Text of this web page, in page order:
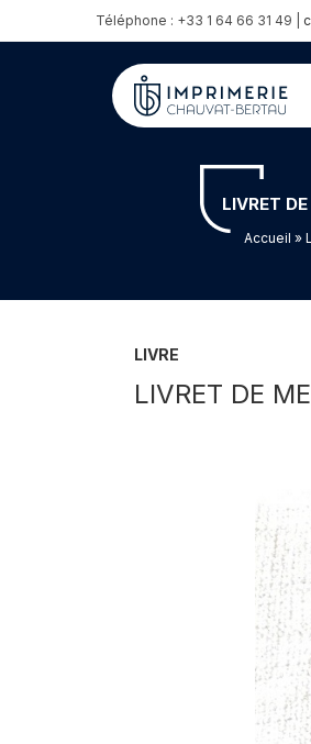
Téléphone : +33 1 64 66 31 49 |
LIVRET
Accueil »
LIVRE
LIVRET DE